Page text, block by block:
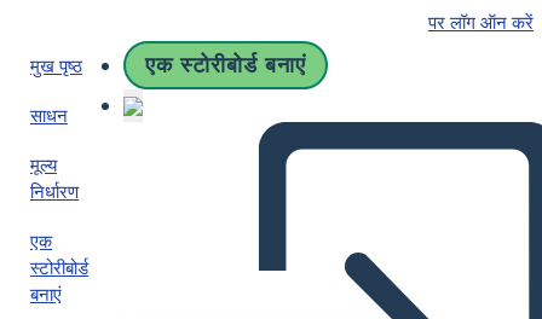
पर लॉग ऑन करें
मुख पृष्ठ
साधन
मूल्य
निर्धारण
एक
स्टोरीबोर्ड
बनाएं
एक स्टोरीबोर्ड बनाएं